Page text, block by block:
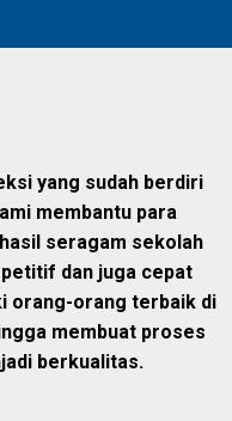
yang sudah berdiri
membantu para
seragam sekolah
dan juga cepat
orang-orang terbaik di
membuat proses
berkualitas.